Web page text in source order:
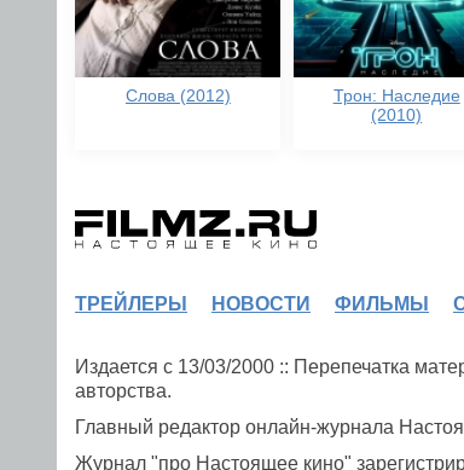
Слова (2012)
Трон: Наследие
(2010)
ТРЕЙЛЕРЫ НОВОСТИ ФИЛЬМЫ
Издается с 13/03/2000 :: Перепечатка
авторства.
Главный редактор онлайн-журнала
Журнал "про Настоящее кино"